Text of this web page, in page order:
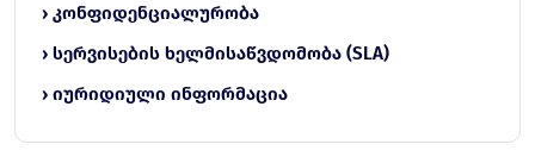
› კონფიდენციალურობა
› სერვისების ხელმისაწვდომობა (SLA)
› იურიდიული ინფორმაცია